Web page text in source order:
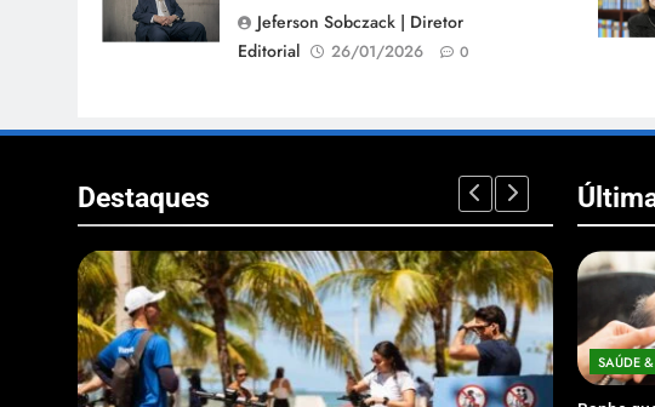
Jeferson Sobczack | Diretor
Editorial
26/01/2026 0
Destaques
SAÚDE &